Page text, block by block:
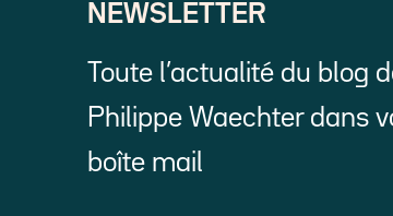
NEWSLETTER
Toute l’actualité du blog
Philippe Waechter dans
boîte mail